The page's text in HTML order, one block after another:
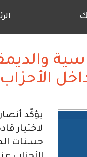
Main
الأحزاب
يؤكّد
لاختيار
حسنات